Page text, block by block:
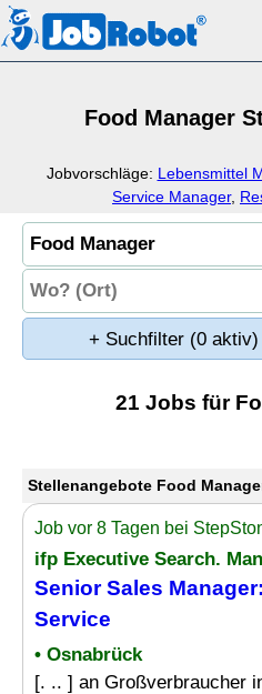
Food Manager
Jobvorschläge: Lebensmittel
Service Manager,
+ Suchfilter (0 aktiv)
21 Jobs für
Stellenangebote Food
Job vor 8 Tagen bei
ifp Executive Search.
Senior Sales Manager
Service
• Osnabrück
[. .. ] an Großverbraucher